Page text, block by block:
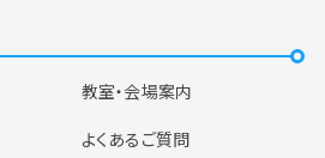
教室・会場案内
よくあるご質問